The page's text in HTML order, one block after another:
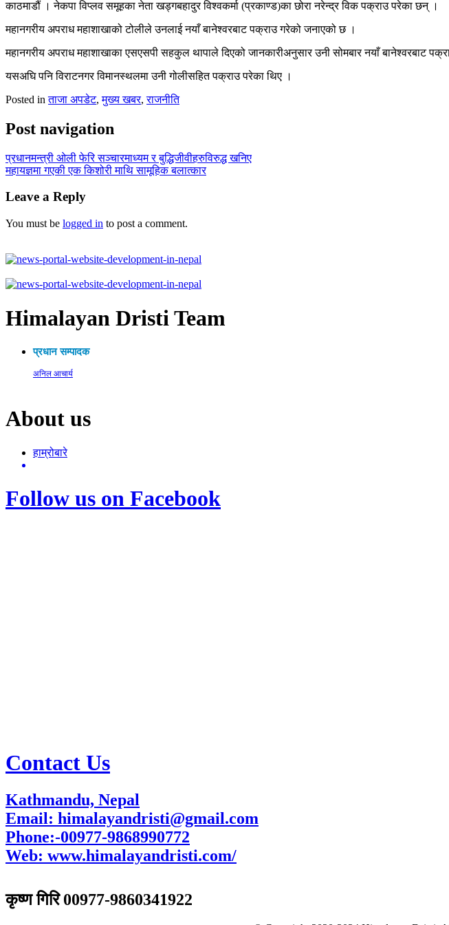
काठमाडौं । नेकपा विप्लव समूहका नेता खड्गबहादुर विश्वकर्मा (प्रकाण्ड)का छोरा नरेन्द्र विक पक्राउ परेका छन् ।
महानगरीय अपराध महाशाखाको टोलीले उनलाई नयाँ बानेश्वरबाट पक्राउ गरेको जनाएको छ ।
महानगरीय अपराध महाशाखाका एसएसपी सहकुल थापाले दिएको जानकारीअनुसार उनी सोमबार नयाँ बानेश्वरबाट
यसअघि पनि विराटनगर विमानस्थलमा उनी गोलीसहित पक्राउ परेका थिए ।
Posted inताजा अपडेट,मुख्य खबर,राजनीति
Post navigation
प्रधानमन्त्री ओली फेरि सञ्चारमाध्यम र बुद्धिजीवीहरुविरुद्ध खनिए
महायज्ञमा गएकी एक किशोरी माथि सामूहिक बलात्कार
Leave a Reply
You must be logged in to post a comment.
Himalayan Dristi Team
प्रधान सम्पादक
अनिल आचार्य
About us
हाम्रोबारे
Follow us on Facebook
Contact Us
Kathmandu, Nepal
Email: himalayandristi@gmail.com
Phone:-00977-9868990772
Web: www.himalayandristi.com/
कृष्ण गिरि 00977-9860341922